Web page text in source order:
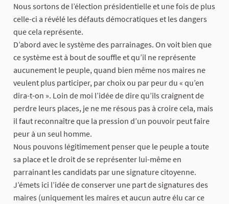
Nous sortons de l’élection présidentielle et une fois de plus
celle-ci a révélé les défauts démocratiques et les dangers
que cela représente.
D’abord avec le système des parrainages. On voit bien que
ce système est à bout de souffle et qu’il ne représente
aucunement le peuple, quand bien même nos maires ne
veulent plus participer, par choix ou par peur du « qu’en
dira-t-on ». Loin de moi l’idée de dire qu’ils craignent de
perdre leurs places, je ne me résous pas à croire cela, mais
il faut reconnaître que la pression d’un pouvoir peut faire
peur à un seul homme.
Nous pouvons légitimement penser que le peuple a toute
sa place et le droit de se représenter lui-même en
parrainant les candidats par une signature citoyenne.
J’émets ici l’idée de conserver une part de signatures des
maires (uniquement les maires et aucun autre élu car ce